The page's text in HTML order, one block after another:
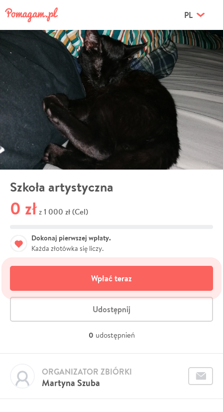
PL
Szkoła artystyczna
0 zł z 1 000 zł (Cel)
Dokonaj pierwszej wpłaty.
Każda złotówka się liczy.
Wpłać teraz
Udostępnij
0 udostępnień
Martyna Szuba
ORGANIZATOR ZBIÓRKI